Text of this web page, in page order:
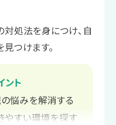
相性を確認し
方を見極めるた
す。
・苦手なこと
る特性・スキル
。
処法を身につけ、自
つけます。
ント
悩みを解消する
やすい環境を探す